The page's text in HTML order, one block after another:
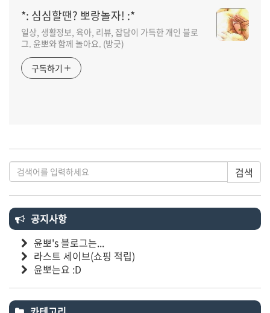
*: 심심할땐? 뽀랑놀자! :*
일상, 생활정보, 육아, 리뷰, 잡담이 가득한 개인 블로
그. 윤뽀와 함께 놀아요. (방긋)
구독하기
검색
공지사항
윤뽀's 블로그는...
라스트 세이브(쇼핑 적립)
윤뽀는요 :D